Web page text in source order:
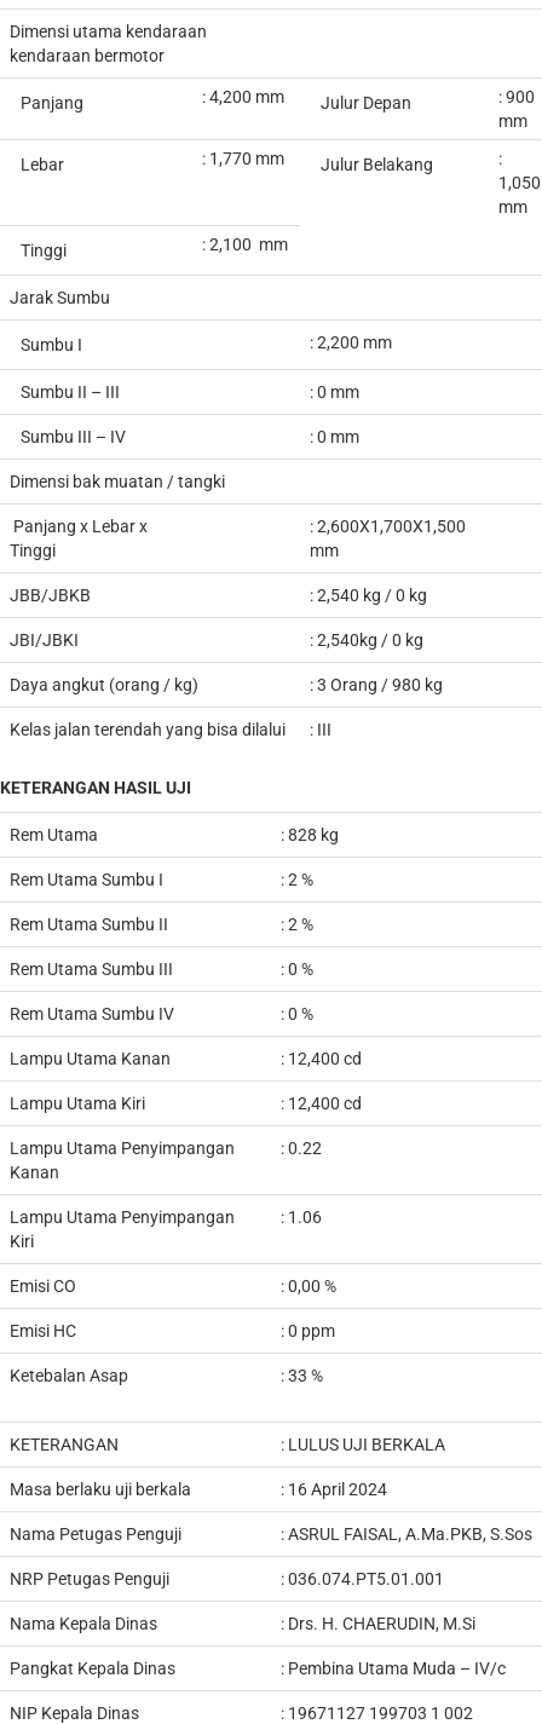
Dimensi utama kendaraan
kendaraan bermotor
Panjang : 4,200 mm Julur Depan
: 900
mm
Lebar : 1,770 mm Julur Belakang
:
1,050
mm
Tinggi : 2,100 mm
Jarak Sumbu
Sumbu I : 2,200 mm
Sumbu II – III : 0 mm
Sumbu III – IV : 0 mm
Dimensi bak muatan / tangki
Panjang x Lebar x
Tinggi
: 2,600X1,700X1,500
mm
JBB/JBKB : 2,540 kg / 0 kg
JBI/JBKI : 2,540kg / 0 kg
Daya angkut (orang / kg) : 3 Orang / 980 kg
Kelas jalan terendah yang bisa dilalui : III
KETERANGAN HASIL UJI
Rem Utama : 828 kg
Rem Utama Sumbu I : 2 %
Rem Utama Sumbu II : 2 %
Rem Utama Sumbu III : 0 %
Rem Utama Sumbu IV : 0 %
Lampu Utama Kanan : 12,400 cd
Lampu Utama Kiri : 12,400 cd
Lampu Utama Penyimpangan
Kanan
: 0.22
Lampu Utama Penyimpangan
Kiri
: 1.06
Emisi CO : 0,00 %
Emisi HC : 0 ppm
Ketebalan Asap : 33 %
KETERANGAN : LULUS UJI BERKALA
Masa berlaku uji berkala : 16 April 2024
Nama Petugas Penguji :ASRUL FAISAL, A.Ma.PKB, S.Sos
NRP Petugas Penguji :036.074.PT5.01.001
Nama Kepala Dinas : Drs. H. CHAERUDIN, M.Si
Pangkat Kepala Dinas : Pembina Utama Muda – IV/c
NIP Kepala Dinas : 19671127 199703 1 002